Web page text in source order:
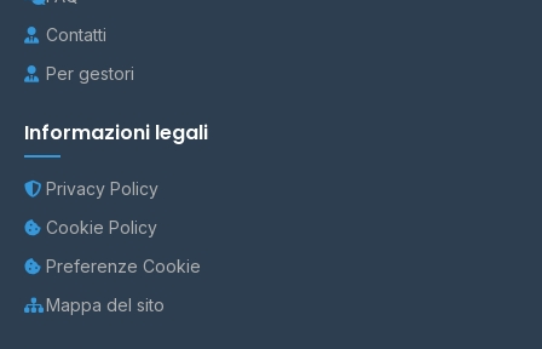
Contatti
Per gestori
Informazioni legali
Privacy Policy
Cookie Policy
Preferenze Cookie
Mappa del sito